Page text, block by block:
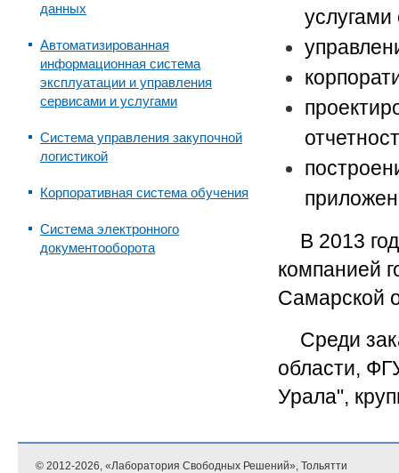
данных
Автоматизированная
информационная система
эксплуатации и управления
сервисами и услугами
Система управления закупочной
логистикой
Корпоративная система обучения
Система электронного
документооборота
услугами
В 2013
компанией
Самарской
Среди
области,
Урала",
© 2012-2026, «Лаборатория Свободных Решений», Тольятти